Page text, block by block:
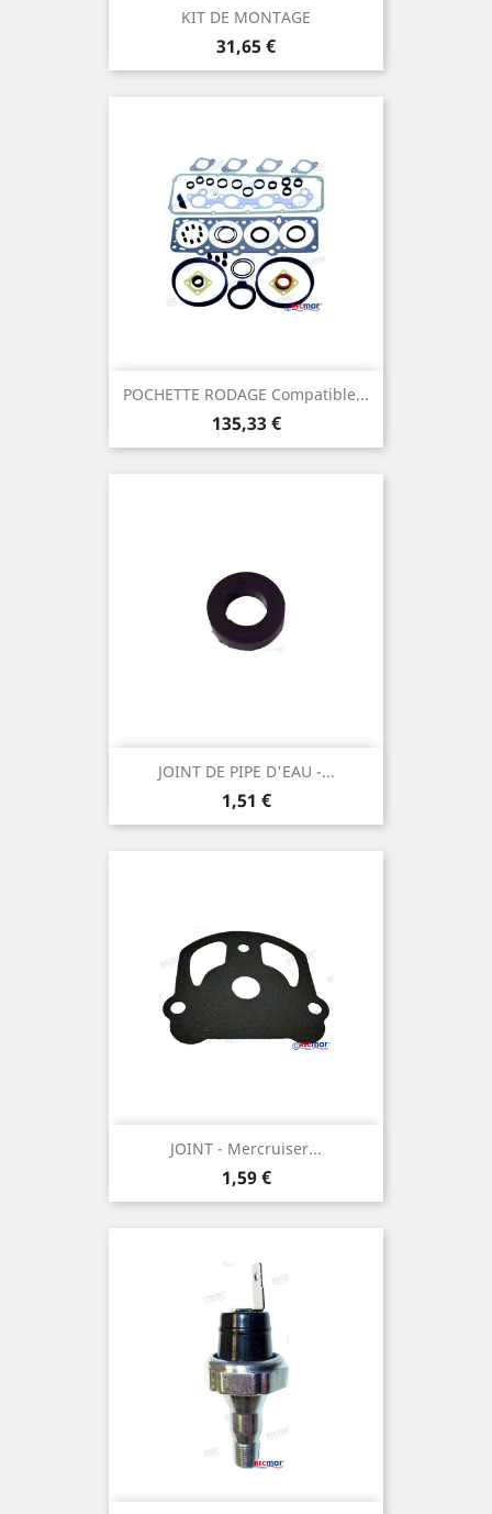
KIT DE MONTAGE
Prix
31,65 €
POCHETTE RODAGE Compatible...
Prix
135,33 €
JOINT DE PIPE D'EAU -...
Prix
1,51 €
JOINT - Mercruiser...
Prix
1,59 €